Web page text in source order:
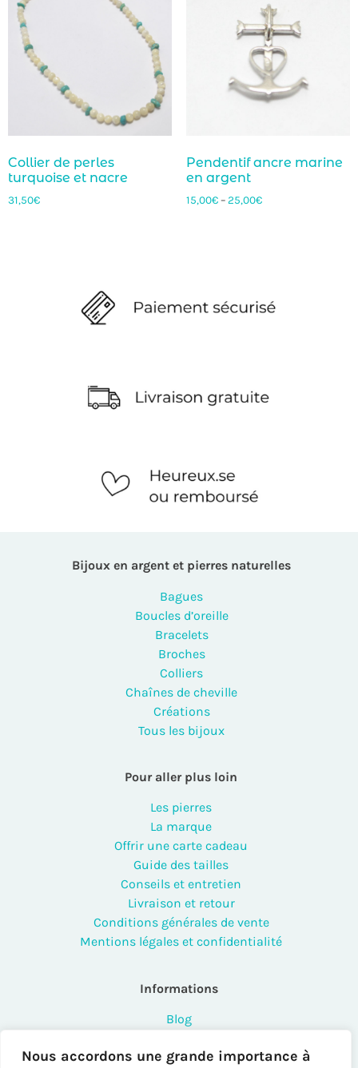
Nous accordons une grande importance à
Collier de perles
turquoise et nacre
31,50€
Pendentif ancre marine
en argent
15,00€– 25,00€
Bijoux en argent et pierres naturelles
Bagues
Boucles d’oreille
Bracelets
Broches
Colliers
Chaînes de cheville
Créations
Tous les bijoux
Pour aller plus loin
Les pierres
La marque
Offrir une carte cadeau
Guide des tailles
Conseils et entretien
Livraison et retour
Conditions générales de vente
Mentions légales et confidentialité
Informations
Blog
Contact